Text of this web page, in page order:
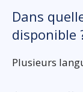
Dans
disponible
Plusieurs